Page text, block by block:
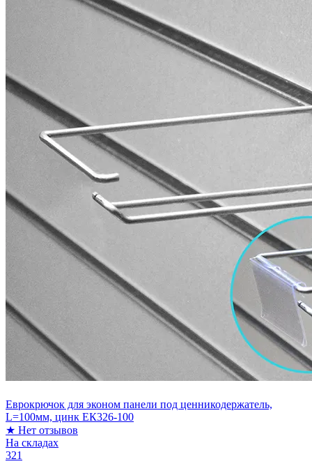
Еврокрючок для эконом панели под ценникодержатель,
L=100мм, цинк ЕК326-100
★ Нет отзывов
На складах
321